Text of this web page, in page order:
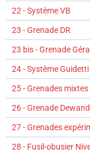
22 - Système VB
23 - Grenade DR
23 bis - Grenade
24 - Système Guidetti
25 - Grenades mixtes
26 - Grenade
27 - Grenades
28 - Fusil-obusier